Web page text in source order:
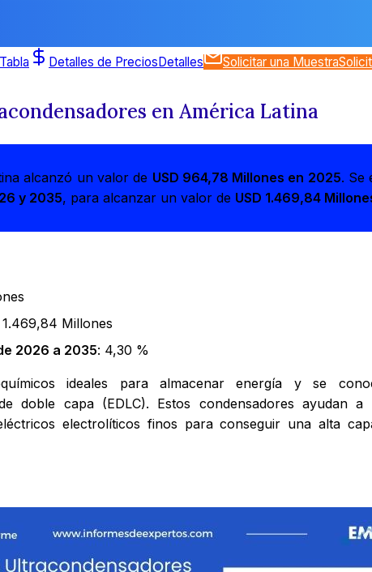
Tabla Detalles de PreciosDetalles Solicitar una Muestra
en América Latina
alcanzó un valor de USD 964,78 Millones en 2025. Se
y 2035, para alcanzar un valor de USD 1.469,84
1.469,84 Millones
2026 a 2035: 4,30 %
ideales para almacenar energía y se
doble capa (EDLC). Estos condensadores ayudan
electrolíticos finos para conseguir una alta